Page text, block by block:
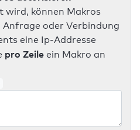
wird, können Makros
Anfrage oder Verbindung
eine Ip-Addresse
pro Zeile ein Makro an